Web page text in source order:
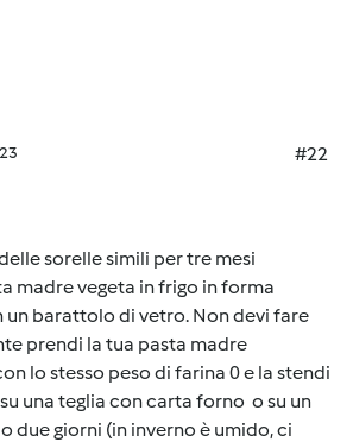
#22
sorelle simili per tre mesi
madre vegeta in frigo in forma
un barattolo di vetro. Non devi fare
prendi la tua pasta madre
lo stesso peso di farina 0 e la stendi
una teglia con carta forno o su un
due giorni (in inverno è umido, ci